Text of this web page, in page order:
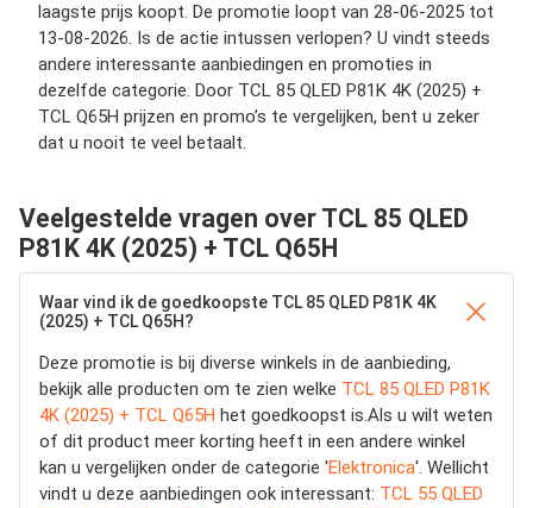
laagste prijs koopt. De promotie loopt van 28-06-2025 tot
13-08-2026. Is de actie intussen verlopen? U vindt steeds
andere interessante aanbiedingen en promoties in
dezelfde categorie. Door TCL 85 QLED P81K 4K (2025) +
TCL Q65H prijzen en promo’s te vergelijken, bent u zeker
dat u nooit te veel betaalt.
Veelgestelde vragen over TCL 85 QLED
P81K 4K (2025) + TCL Q65H
Waar vind ik de goedkoopste TCL 85 QLED P81K 4K
(2025) + TCL Q65H?
Deze promotie is bij diverse winkels in de aanbieding,
bekijk alle producten om te zien welke TCL 85 QLED P81K
4K (2025) + TCL Q65H het goedkoopst is.Als u wilt weten
of dit product meer korting heeft in een andere winkel
kan u vergelijken onder de categorie 'Elektronica'. Wellicht
vindt u deze aanbiedingen ook interessant: TCL 55 QLED